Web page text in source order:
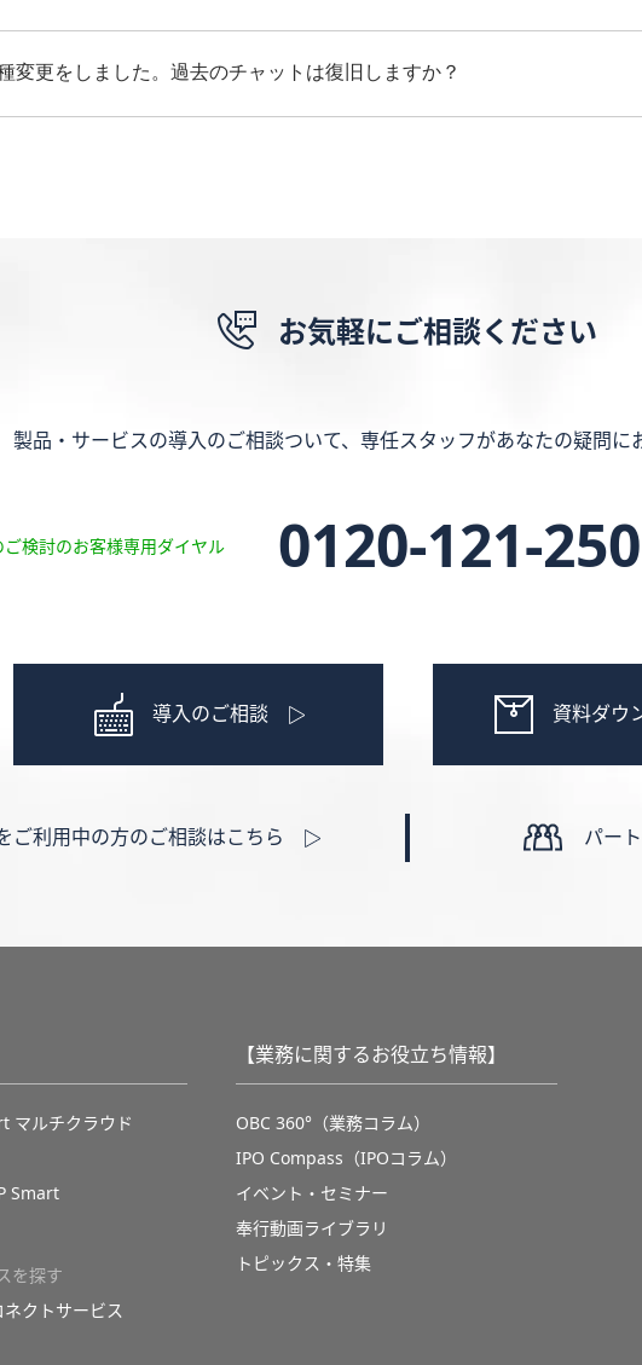
変更をしました。過去のチャットは復旧しますか？
お気軽にご相談ください
製品・サービスの導入のご相談ついて、専任スタッフがあなたの疑問に
ご検討のお客様専用ダイヤル 0120-121-250
導入のご相談 資料ダウ
ご利用中の方のご相談はこちら パー
マルチクラウド
Smart
を探す
ネクトサービス
【業務に関するお役立ち情報】
OBC 360°（業務コラム）
IPO Compass（IPOコラム）
イベント・セミナー
奉行動画ライブラリ
トピックス・特集